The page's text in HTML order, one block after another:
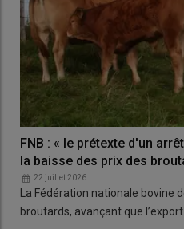
FNB : « le prétexte d'un
la baisse des prix des
22 juillet 2026
La Fédération nationale bovine
broutards, avançant que